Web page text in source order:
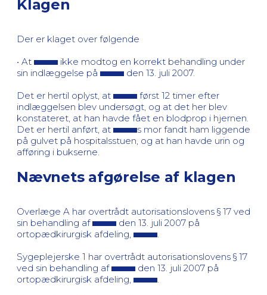
Klagen
Der er klaget over følgende
• At
ikke modtog en korrekt behandling under
sin indlæggelse på
den 13. juli 2007.
Det er hertil oplyst, at
først 12 timer efter
indlæggelsen blev undersøgt, og at det her blev
konstateret, at han havde fået en blodprop i hjernen.
Det er hertil anført, at
s mor fandt ham liggende
på gulvet på hospitalsstuen, og at han havde urin og
afføring i bukserne.
Nævnets afgørelse af klagen
Overlæge A har overtrådt autorisationslovens § 17 ved
sin behandling af
den 13. juli 2007 på
ortopædkirurgisk afdeling,
Sygeplejerske 1 har overtrådt autorisationslovens § 17
ved sin behandling af
den 13. juli 2007 på
ortopædkirurgisk afdeling,